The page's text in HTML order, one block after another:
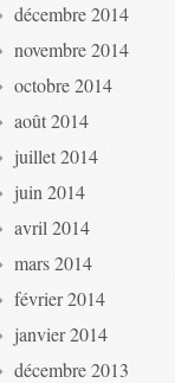
décembre 2014
novembre 2014
octobre 2014
août 2014
juillet 2014
juin 2014
avril 2014
mars 2014
février 2014
janvier 2014
décembre 2013